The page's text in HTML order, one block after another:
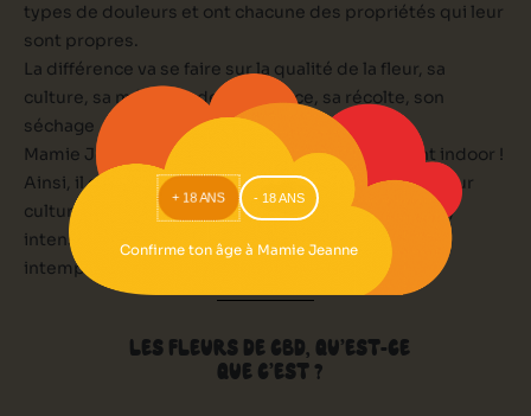
types de douleurs et ont chacune des propriétés qui leur
sont propres.
La différence va se faire sur la qualité de la fleur, sa
culture, sa méthode de croissance, sa récolte, son
séchage … Et bien d’autres critères.
Mamie Jeanne trouve que les Meilleurs CBD sont indoor !
Ainsi, il est plus facile de contrôler l’intégralité de leur
culture en gérant au mieux (température, arrosage,
intensité de lumière) et surtout en protégeant des
intempéries, nuisibles …
LES FLEURS DE CBD, QU’EST-CE
QUE C’EST ?
+ 18 ANS - 18 ANS
Confirme ton âge à Mamie Jeanne